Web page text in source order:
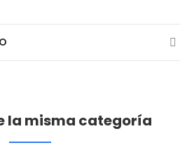
la misma categoría